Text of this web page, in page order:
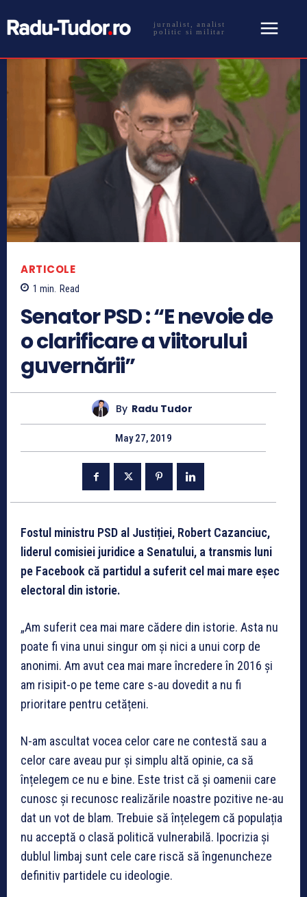
jurnalist, analist
politic si militar
ARTICOLE
1 min. Read
Senator PSD : “E nevoie de
o clarificare a viitorului
guvernării”
By Radu Tudor
May 27, 2019
Fostul ministru PSD al Justiției, Robert Cazanciuc,
liderul comisiei juridice a Senatului, a transmis luni
pe Facebook că partidul a suferit cel mai mare eșec
electoral din istorie.
„Am suferit cea mai mare cădere din istorie. Asta nu
poate fi vina unui singur om și nici a unui corp de
anonimi. Am avut cea mai mare încredere în 2016 și
am risipit-o pe teme care s-au dovedit a nu fi
prioritare pentru cetățeni.
N-am ascultat vocea celor care ne contestă sau a
celor care aveau pur și simplu altă opinie, ca să
înțelegem ce nu e bine. Este trist că și oamenii care
cunosc și recunosc realizările noastre pozitive ne-au
dat un vot de blam. Trebuie să înțelegem că populația
nu acceptă o clasă politică vulnerabilă. Ipocrizia și
dublul limbaj sunt cele care riscă să îngenuncheze
definitiv partidele cu ideologie.